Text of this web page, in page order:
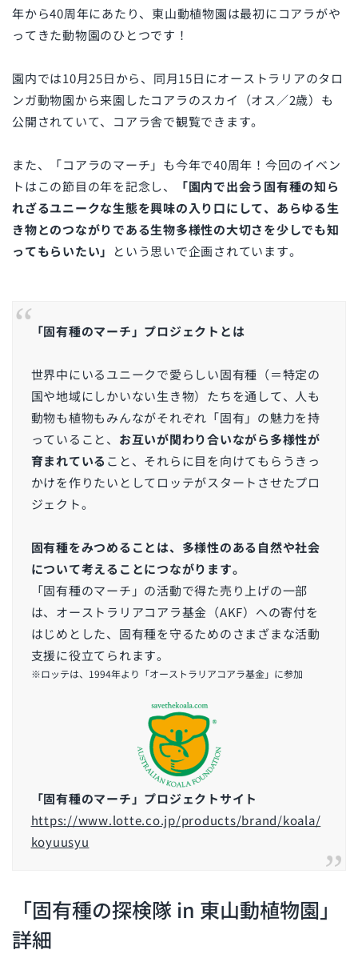
年から40周年にあたり、東山動植物園は最初にコアラがや
ってきた動物園のひとつです！
園内では10月25日から、同月15日にオーストラリアのタロ
ンガ動物園から来園したコアラのスカイ（オス／2歳）も
公開されていて、コアラ舎で観覧できます。
また、「コアラのマーチ」も今年で40周年！今回のイベン
トはこの節目の年を記念し、
「園内で出会う固有種の知ら
れざるユニークな生態を興味の入り口にして、あらゆる生
き物とのつながりである生物多様性の大切さを少しでも知
ってもらいたい」
という思いで企画されています。
「固有種のマーチ」プロジェクトとは
世界中にいるユニークで愛らしい固有種（＝特定の
国や地域にしかいない生き物）たちを通して、人も
動物も植物もみんながそれぞれ「固有」の魅力を持
っていること、 お互いが関わり合いながら多様性が
育まれていること、それらに目を向けてもらうきっ
かけを作りたいとしてロッテがスタートさせたプロ
ジェクト。
固有種をみつめることは、多様性のある自然や社会
について考えることにつながります。
「固有種のマーチ」の活動で得た売り上げの一部
は、オーストラリアコアラ基金（AKF）への寄付を
はじめとした、固有種を守るためのさまざまな活動
支援に役立てられます。
※ロッテは、1994年より「オーストラリアコアラ基金」に参加
「固有種のマーチ」プロジェクトサイト
https://www.lotte.co.jp/products/brand/koala/
koyuusyu
「固有種の探検隊 in 東山動植物園」
詳細